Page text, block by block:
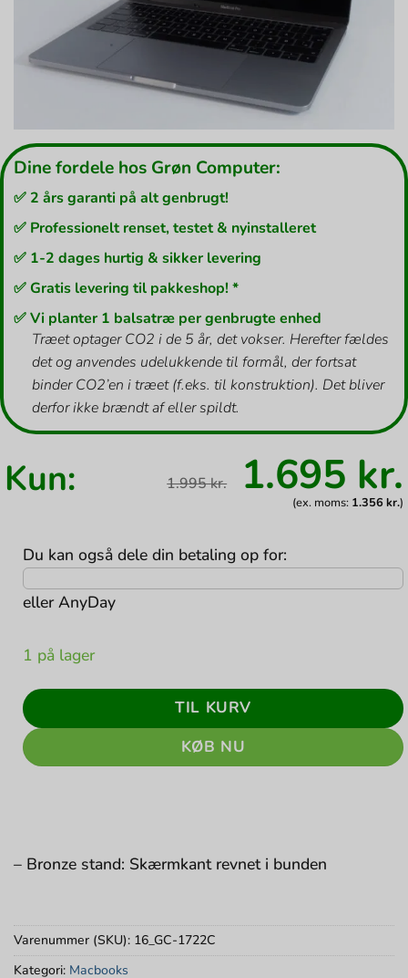
Dine fordele hos Grøn Computer:
✅ 2 års garanti på alt genbrugt!
✅ Professionelt renset, testet & nyinstalleret
✅ 1-2 dages hurtig & sikker levering
✅ Gratis levering til pakkeshop! *
✅ Vi planter 1 balsatræ per genbrugte enhed
Træet optager CO2 i de 5 år, det vokser. Herefter fældes
det og anvendes udelukkende til formål, der fortsat
binder CO2’en i træet (f.eks. til konstruktion). Det bliver
derfor ikke brændt af eller spildt.
Kun: 1.995kr. Den
pris
var:
1.995 kr..
1.695 kr.
(ex. moms: 1.356 kr.)
Du kan også dele din betaling op for:
ellerAnyDay
1 på lager
TIL KURV
KØB NU
– Bronze stand: Skærmkant revnet i bunden
Varenummer (SKU): 16_GC-1722C
Kategori: Macbooks